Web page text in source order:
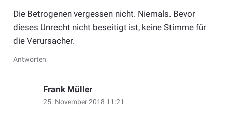
Die Betrogenen vergessen nicht. Niemals. Bevor
dieses Unrecht nicht beseitigt ist, keine Stimme für
die Verursacher.
Antworten
Frank Müller
25. November 2018 11:21